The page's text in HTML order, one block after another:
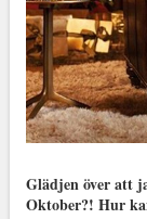
Glädjen över att
Oktober?! Hur